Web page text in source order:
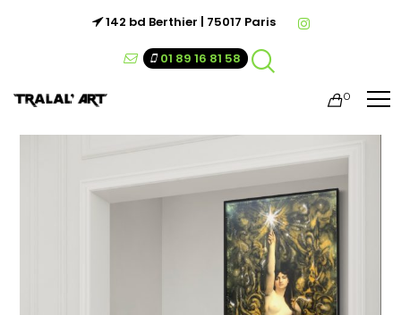
142 bd Berthier | 75017 Paris
01 89 16 81 58
0